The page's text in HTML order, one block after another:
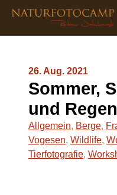
26. Aug. 2021
Sommer,
und Regen
Allgemein, Berge,
Vogesen, Wildlife,
Tierfotografie,